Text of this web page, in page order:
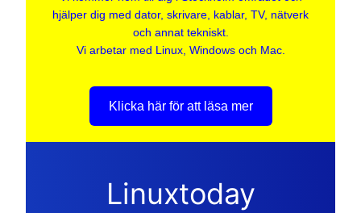
hjälper dig med dator, skrivare, kablar, TV, nätverk
och annat tekniskt.
Vi arbetar med Linux, Windows och Mac.
Klicka här för att läsa mer
Linuxtoday